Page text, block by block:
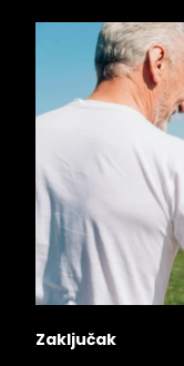
Zaključak